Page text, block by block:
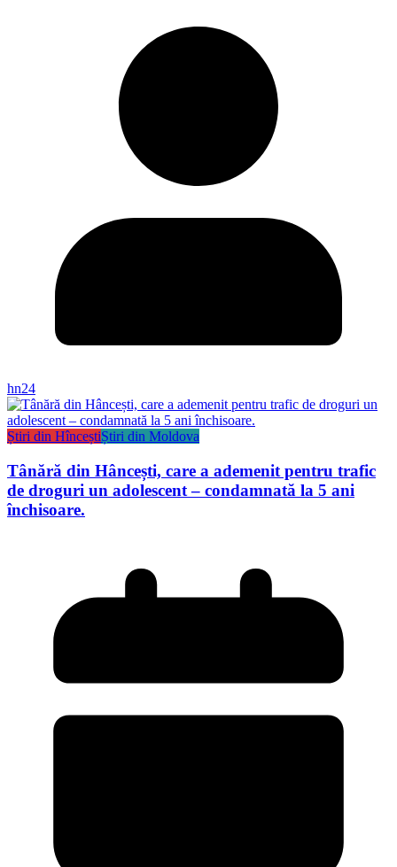
hn24
Știri din HînceștiȘtiri din Moldova
Tânără din Hâncești, care a ademenit pentru trafic
de droguri un adolescent – condamnată la 5 ani
închisoare.